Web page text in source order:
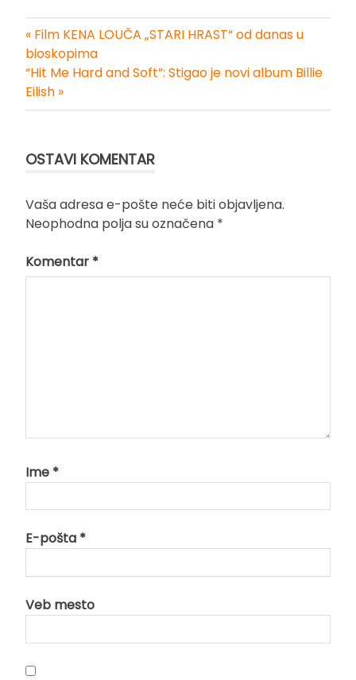
Kretanje
članka
« Film KENA LOUČA „STARI HRAST“ od danas u
bioskopima
“Hit Me Hard and Soft”: Stigao je novi album Billie
Eilish »
OSTAVI KOMENTAR
Vaša adresa e-pošte neće biti objavljena.
Neophodna polja su označena *
Komentar *
Ime *
E-pošta *
Veb mesto